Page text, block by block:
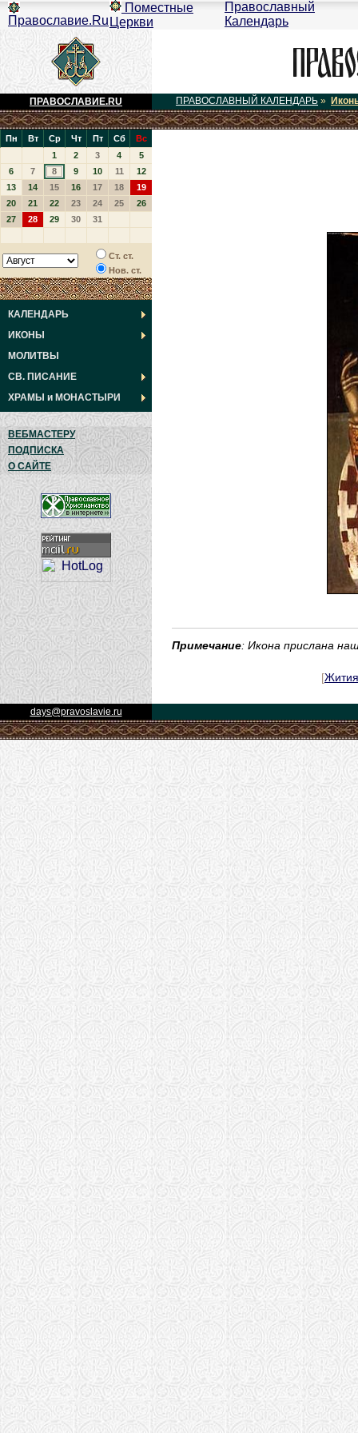
Православие.Ru
Поместные
Церкви
Православный
Календарь
ПРАВОСЛАВИЕ.RU ПРАВОСЛАВНЫЙ КАЛЕНДАРЬ »
Пн Вт Ср Чт Пт Сб
Вс
1
2 3 4
5
6
7 8 9 10 11
12
13
14 15 16 17 18
19
20
21 22 23 24 25
26
27
28 29 30 31
Ст. ст.
Нов. ст.
КАЛЕНДАРЬ
ИКОНЫ
МОЛИТВЫ
СВ. ПИСАНИЕ
ХРАМЫ и МОНАСТЫРИ
ВЕБМАСТЕРУ
ПОДПИСКА
О САЙТЕ
Примечание: Икона прислана
[Жития
days@pravoslavie.ru